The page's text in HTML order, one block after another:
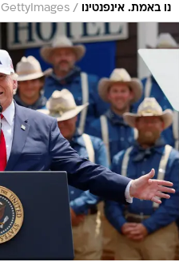
נו באמת. אינפנטינו /
GettyImages